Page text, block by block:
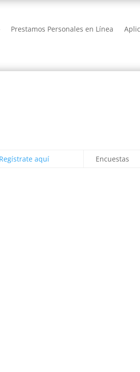
Prestamos Personales en Línea
Regístrate aquí Encuestas